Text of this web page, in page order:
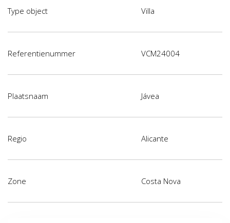
Type object Villa
Referentienummer VCM24004
Plaatsnaam Jávea
Regio Alicante
Zone Costa Nova